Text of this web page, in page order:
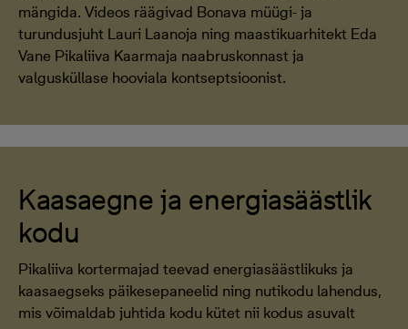
mängida. Videos räägivad Bonava müügi- ja
turundusjuht Lauri Laanoja ning maastikuarhitekt Eda
Vane Pikaliiva Kaarmaja naabruskonnast ja
valgusküllase hooviala kontseptsioonist.
Kaasaegne ja energiasäästlik
kodu
Pikaliiva kortermajad teevad energiasäästlikuks ja
kaasaegseks päikesepaneelid ning nutikodu lahendus,
mis võimaldab juhtida kodu kütet nii kodus asuvalt